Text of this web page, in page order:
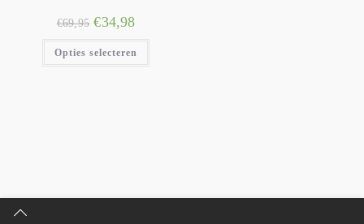
€69,95 €34,98
Opties selecteren